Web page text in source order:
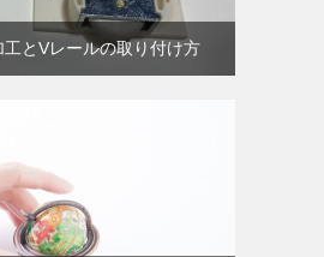
とVレールの取り付け方